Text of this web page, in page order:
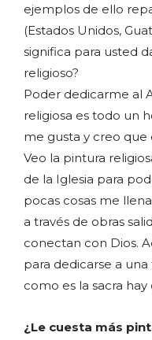
ejemplos de ello
(Estados Unidos,
significa para usted
religioso?
Poder dedicarme al
religiosa es todo un
me gusta y creo que
Veo la pintura
de la Iglesia para
pocas cosas me
a través de obras
conectan con Dios.
para dedicarse a
como es la sacra
¿Le cuesta más